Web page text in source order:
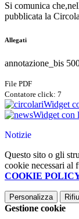
Si comunica
pubblicata la
Allegati
annotazione_bis
File PDF
Contatore click: 7
Widget
Widget con
Notizie
Questo sito o gli
cookie necessari al
COOKIE
Personalizza
Gestione cookie